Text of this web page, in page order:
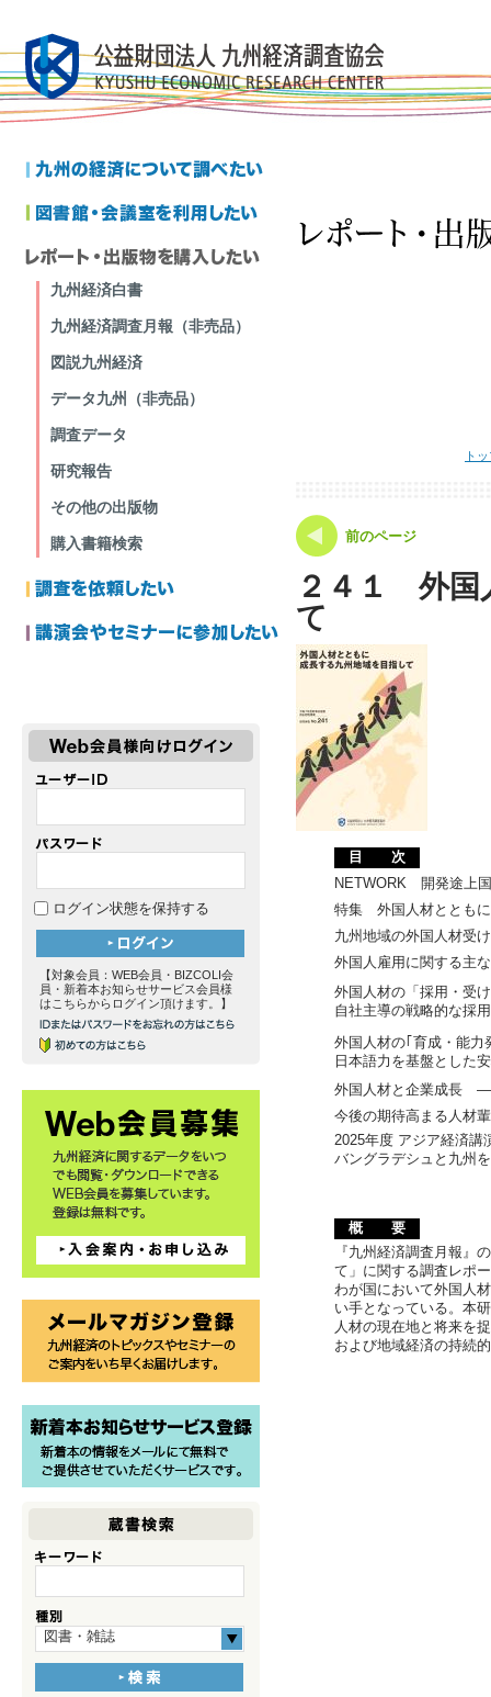
ト
前のページ
２４１ 外国
て
目 次
NETWORK 開発途上
特集 外国人材ととも
九州地域の外国人材受
外国人雇用に関する主
外国人材の「採用・受
自社主導の戦略的な採
外国人材の｢育成・能力
日本語力を基盤とした
外国人材と企業成長 ―
今後の期待高まる人材
2025年度 アジア経済講
バングラデシュと九州
概 要
『九州経済調査月報』
て」に関する調査レポ
わが国において外国人
い手となっている。本
人材の現在地と将来を
および地域経済の持続
九州経済白書
九州経済調査月報（非売品）
図説九州経済
データ九州（非売品）
調査データ
研究報告
その他の出版物
購入書籍検索
ログイン状態を保持する
【対象会員：WEB会員・BIZCOLI会
員・新着本お知らせサービス会員様
はこちらからログイン頂けます。】
図書・雑誌